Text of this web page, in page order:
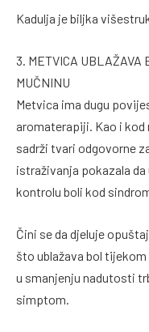
Kadulja je biljka
3. METVICA UBLAŽAVA
MUČNINU
Metvica ima dugu
aromaterapiji. Kao i
sadrži tvari odgovorne
istraživanja pokazala
kontrolu boli kod
Čini se da djeluje
što ublažava bol
u smanjenju nadutosti
simptom.